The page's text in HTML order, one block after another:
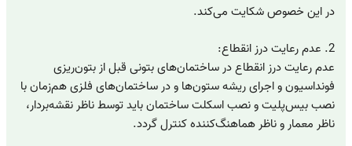
در این خصوص شکایت می‌کند.
2. عدم رعایت درز انقطاع:
عدم رعایت درز انقطاع در ساختمان‌های بتونی قبل از بتون‌ریزی
فونداسیون و اجرای ریشه ستون‌ها و در ساختمان‌های فلزی هم‌زمان با
نصب بیس‌پلیت و نصب اسکلت ساختمان باید توسط ناظر نقشه‌بردار،
ناظر معمار و ناظر هماهنگ‌کننده کنترل گردد.